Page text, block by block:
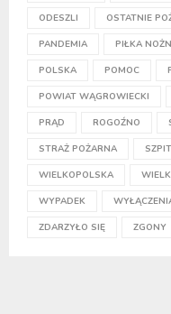
ODESZLI OSTATNIE
PANDEMIA PIŁKA
POLSKA POMOC
POWIAT WĄGROWIECKI
PRĄD ROGOŹNO
STRAŻ POŻARNA
WIELKOPOLSKA
WYPADEK
ZDARZYŁO SIĘ ZGONY